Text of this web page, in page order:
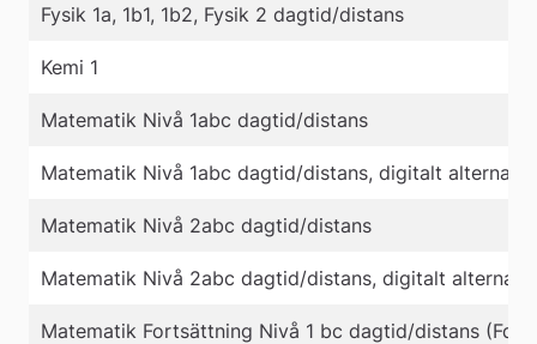
Fysik 1a, 1b1, 1b2, Fysik 2 dagtid/distans
Kemi 1
Matematik Nivå 1abc dagtid/distans
Matematik Nivå 1abc dagtid/distans, digitalt alternativ
Matematik Nivå 2abc dagtid/distans
Matematik Nivå 2abc dagtid/distans, digitalt alternativ
Matematik Fortsättning Nivå 1 bc dagtid/distans (Fd